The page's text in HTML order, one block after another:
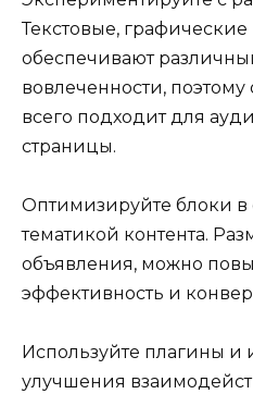
Текстовые,
обеспечивают
вовлеченности,
всего подходит для
страницы.
Оптимизируйте блоки в
тематикой контента.
объявления, можно
эффективность и
Используйте плагины и
улучшения